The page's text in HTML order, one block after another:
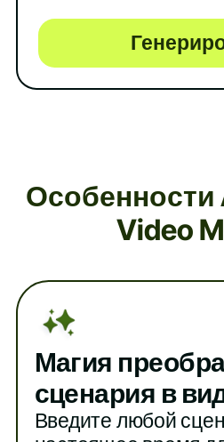
Особенности
Video
Магия
сценария в
Введите любой